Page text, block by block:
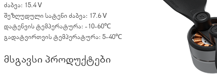
ძაბვა: 15.4 V
შეზღუდული სატენი ძაბვა: 17.6 V
დატენვის ტემპერატურა: -10-60℃
გადატვირთვის ტემპერატურა: 5-40℃
მსგავსი პროდუქტები